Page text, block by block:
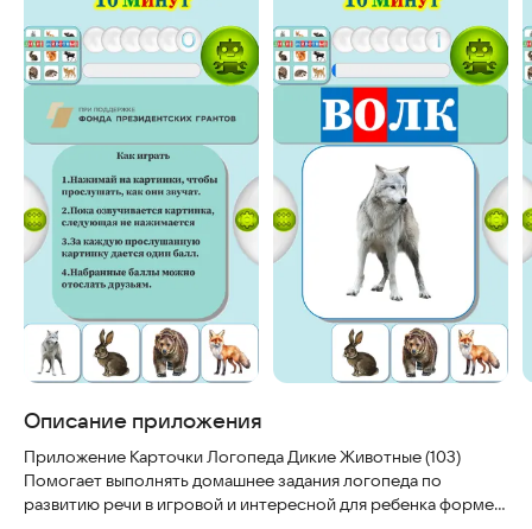
Описание приложения
Приложение Карточки Логопеда Дикие Животные (103)
Помогает выполнять домашнее задания логопеда по
развитию речи в игровой и интересной для ребенка форме.